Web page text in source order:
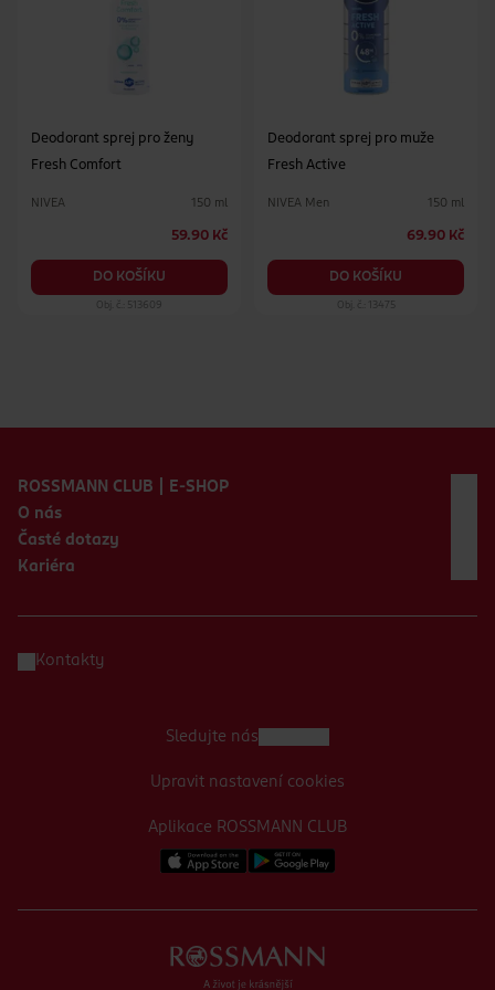
Deodorant sprej pro ženy
Fresh Comfort
NIVEA 150 ml
59.90 Kč
DO KOŠÍKU
Obj. č.: 513609
Deodorant sprej pro muže
Fresh Active
NIVEA Men 150 ml
69.90 Kč
DO KOŠÍKU
Obj. č.: 13475
ROSSMANN CLUB | E-SHOP
O nás
Časté dotazy
Kariéra
Kontakty
Aplikace ROSSMANN CLUB
Sledujte nás
Upravit nastavení cookies